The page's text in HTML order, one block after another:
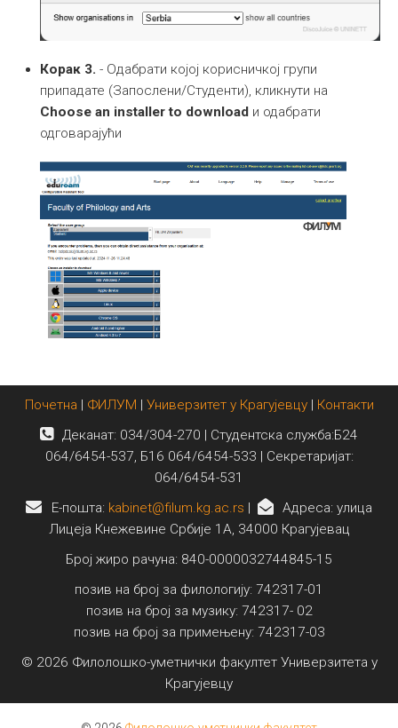
Корак 3. - Одабрати којој корисничкој групи
припадате (Запослени/Студенти), кликнути на
Choose an installer to download и одабрати
одговарајући
Почетна | ФИЛУМ | Универзитет у Крагујевцу| Контакти
Деканат: 034/304-270 | Студентска служба:Б24
064/6454-537, Б16 064/6454-533 | Секретаријат:
064/6454-531
E-пошта: kabinet@filum.kg.ac.rs |
Адреса: улица
Лицеја Кнежевине Србије 1А, 34000 Крагујевац
Број жиро рачуна: 840-0000032744845-15
позив на број за филологију: 742317-01
позив на број за музику: 742317- 02
позив на број за примењену: 742317-03
© 2026 Филолошко-уметнички факултет Универзитета у
Крагујевцу